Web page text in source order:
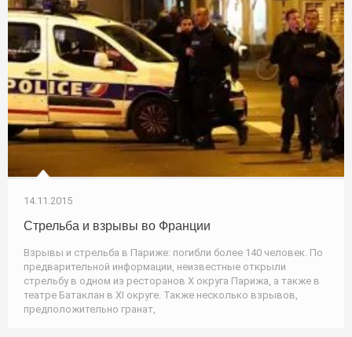
14.11.2015
Стрельба и взрывы во Франции
Взрывы и стрельба в Париже: погибли более 140 человек. По
предварительной информации, неизвестные открыли
стрельбу в одном из ресторанов Х округа Парижа, а также в
театре Батаклан в ХI округе. Также несколько взрывов,
предположительно гранат,